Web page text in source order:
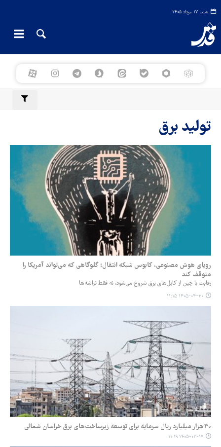
شنبه ۱۷ مرداد ۱۴۰۵
تولید برق
رویای هوش مصنوعی، کابوس شبکه انتقال؛ گلوگاهی که می‌تواند آمریکا را
متوقف کند
رقابت با چین از کابل‌های برق شروع می‌شود، نه فقط تراشه‌ها
۱۴۰۵-۰۴-۳۰ ۱۱:۱۵
۳۰هزار میلیارد ریال سرمایه برای توسعه زیرساخت‌های برق خراسان شمالی
۱۴۰۵-۰۳-۱۷ ۱۱:۱۹